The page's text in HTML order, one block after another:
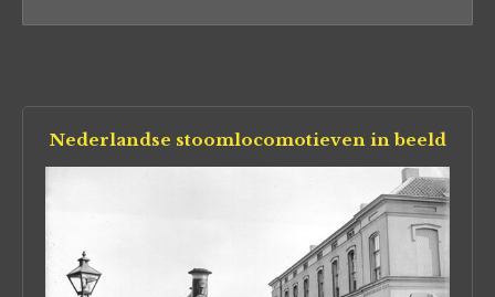
Nederlandse stoomlocomotieven in beeld